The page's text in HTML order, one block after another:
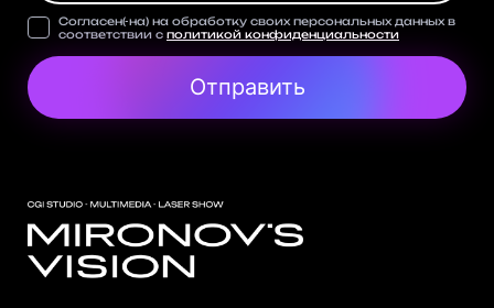
Согласен(-на) на обработку своих персональных данных в
соответствии с политикой конфиденциальности
Отправить